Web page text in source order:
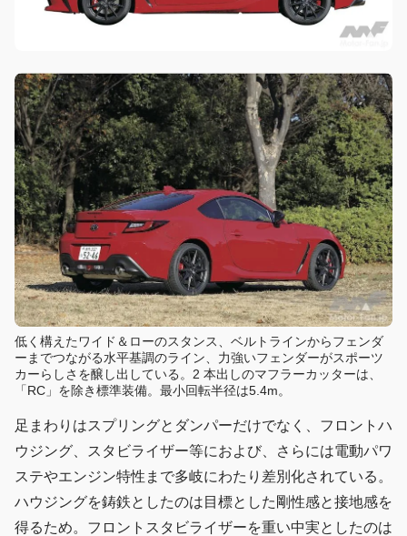
低く構えたワイド＆ローのスタンス、ベルトラインからフェンダ
ーまでつながる水平基調のライン、力強いフェンダーがスポーツ
カーらしさを醸し出している。2 本出しのマフラーカッターは、
「RC」を除き標準装備。最小回転半径は5.4m。
足まわりはスプリングとダンパーだけでなく、フロントハ
ウジング、スタビライザー等におよび、さらには電動パワ
ステやエンジン特性まで多岐にわたり差別化されている。
ハウジングを鋳鉄としたのは目標とした剛性感と接地感を
得るため。フロントスタビライザーを重い中実としたのは